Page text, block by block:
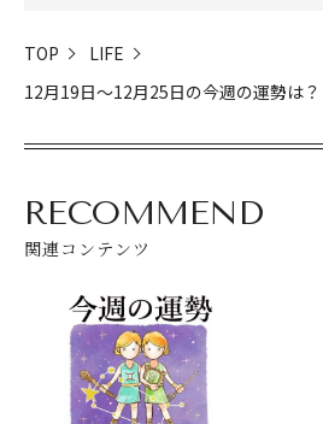
TOP
LIFE
12月19日～12月25日の今週の運勢は？
RECOMMEND
関連コンテンツ